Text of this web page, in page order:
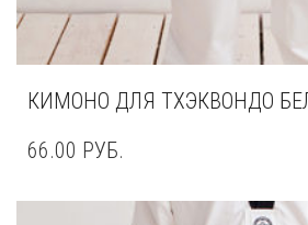
КИМОНО ДЛЯ ТХЭКВОНДО
66.00 РУБ.